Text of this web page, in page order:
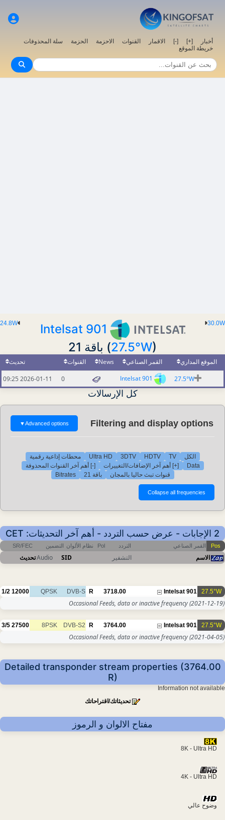
أخبار [+]
[-] الاقمار القنوات الاحزمة الحزمة
سلة المحذوفات
خريطة الموقع
30.0W
24.8W
Intelsat 901
(27.5°W) باقة 21
الموقع المداري القمر الصناعي News القنوات
تحديث
27.5°W
Intelsat 901
0
2026-01-11 09:25
كل الإرسالات
Filtering and display options
Advanced options
▼
الكل TV
HDTV
3DTV
Ultra HD
محطات إذاعية رقمية
Data
[+] أهم آخر الإضافات/التغييرات
[-] أهم آخر القنوات المحذوفة
قنوات تبث حاليا بالمجان
باقة 21 Bitrates
2 الإجابات - عرض حسب التردد - أهم آخر التحديثات: CET
Pos القمر الصناعي التردد Pol نظام الألوان التضمين SR/FEC
الاسم التشفير SID
Audioتحديث
27.5°W
Intelsat 901
3718.00
R
DVB-S
QPSK
12000
1/2
Occasional Feeds, data or inactive frequency(2021-12-19)
27.5°W
Intelsat 901
3764.00
R
DVB-S2
8PSK
27500
3/5
Occasional Feeds, data or inactive frequency(2021-04-05)
Detailed transponder stream properties (3764.00
R)
Information not available
تحديثاتك/اقتراحاتك
مفتاح الالوان و الرموز
8K - Ultra HD
4K - Ultra HD
وضوح عالي